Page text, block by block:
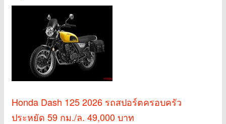
Honda Dash 125 2026 รถสปอร์ตครอบครัว
ประหยัด 59 กม./ล. 49,000 บาท